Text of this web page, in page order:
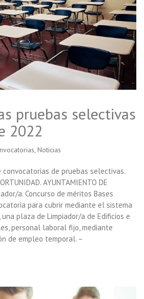
pruebas selectivas
2022
, Noticias
convocatorias de pruebas selectivas.
AYUNTAMIENTO DE
a. Concurso de méritos Bases
para cubrir mediante el sistema
plaza de Limpiador/a de Edificios e
personal laboral fijo, mediante
de empleo temporal. –